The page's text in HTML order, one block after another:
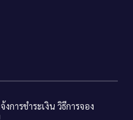
งการชำระเงิน วิธีการจอง